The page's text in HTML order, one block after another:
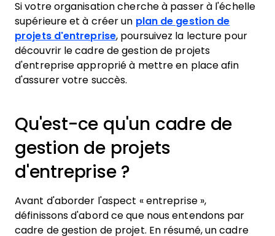
Si votre organisation cherche à passer à l'échelle
supérieure et à créer un plan de gestion de
projets d'entreprise, poursuivez la lecture pour
découvrir le cadre de gestion de projets
d'entreprise approprié à mettre en place afin
d'assurer votre succès.
Qu'est-ce qu'un cadre de
gestion de projets
d'entreprise ?
Avant d'aborder l'aspect « entreprise »,
définissons d'abord ce que nous entendons par
cadre de gestion de projet. En résumé, un cadre